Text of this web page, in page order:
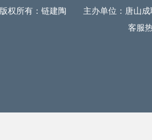
版权所有：链建陶 主办单位：唐山
客服